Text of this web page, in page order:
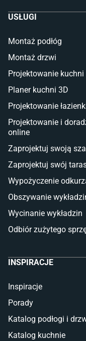
Łóżka dla dziecka
Taras i balkon
Deski tarasowe
Sztuczna trawa miękka
Koce i pledy
Płytki na balkon
Lampy stojące LED
Płytki
Płytki betonowe
Płytki Cersanit
Płytki wielkoformatowe
Glazura
Płytki marmurowe
USŁUGI
Montaż podłóg
Montaż drzwi
Projektowanie kuchni
Planer kuchni 3D
Projektowanie
Projektowanie i
online
Zaprojektuj swoją
Zaprojektuj swój
Wypożyczenie
Obszywanie
Wycinanie wykładzin
Odbiór zużytego
INSPIRACJE
Inspiracje
Porady
Katalog podłogi i
Katalog kuchnie